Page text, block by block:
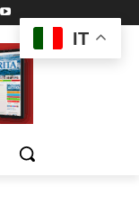
IT